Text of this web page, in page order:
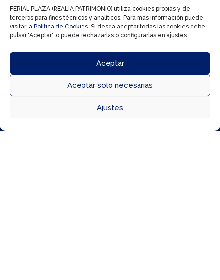
FERIAL PLAZA (REALIA PATRIMONIO) utiliza cookies propias y de
terceros para fines técnicos y analíticos. Para más información puede
visitar la Política de Cookies. Si desea aceptar todas las cookies debe
pulsar "Aceptar", o puede rechazarlas o configurarlas en ajustes.
Aceptar
Aceptar solo necesarias
Ajustes